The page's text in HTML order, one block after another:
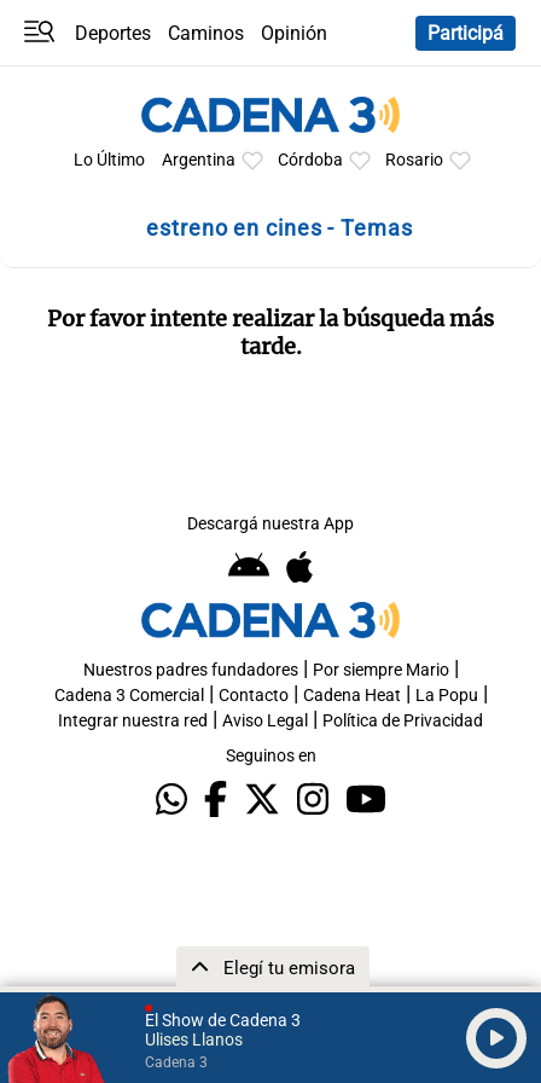
El Show de Cadena 3
Ulises Llanos
Cadena 3
Elegí tu emisora
Deportes Caminos
Opinión
Participá
Lo Último Argentina Córdoba Rosario
estreno en cines - Temas
Por favor intente realizar la búsqueda más
tarde.
Descargá nuestra App
Nuestros padres fundadores| Por siempre Mario|
Cadena 3 Comercial | Contacto| Cadena Heat | La Popu |
Integrar nuestra red | Aviso Legal | Política de Privacidad
Seguinos en